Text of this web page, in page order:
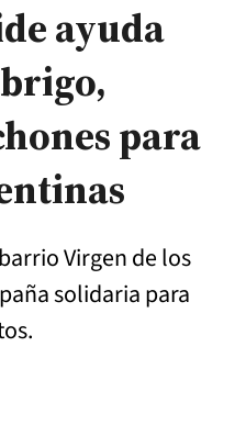
ayuda
para
Virgen de los
solidaria para